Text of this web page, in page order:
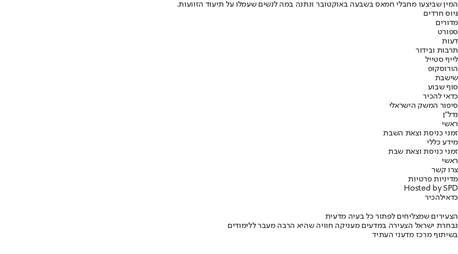
המין שביצעו מחבלי חמאס בשבעה באוקטובר ונתנה במה לנשים שעמלו על תיעוד הזוועות.
גיוס חרדים
מדורים
ספורט
דעות
תרבות ובידור
לייף סטייל
הורוסקופ
שישבת
סוף שבוע
כדאי להכיר
סיפור המשק הישראלי
נדל"ן
ראשי
זמני כניסת וצאת השבת
מידע כללי
זמני כניסת וצאת שבת
ראשי
צרו קשר
מדיניות פרטיות
Hosted by SPD
כדאילהכיר
הצעירים שמצליחים לפתור כל בעיה מדעית
נבחרת ישראל הצעירה במדעים מעניקה חוויה שהיא הרבה מעבר ללימודים
בשיתוף מרכז מדעני העתיד